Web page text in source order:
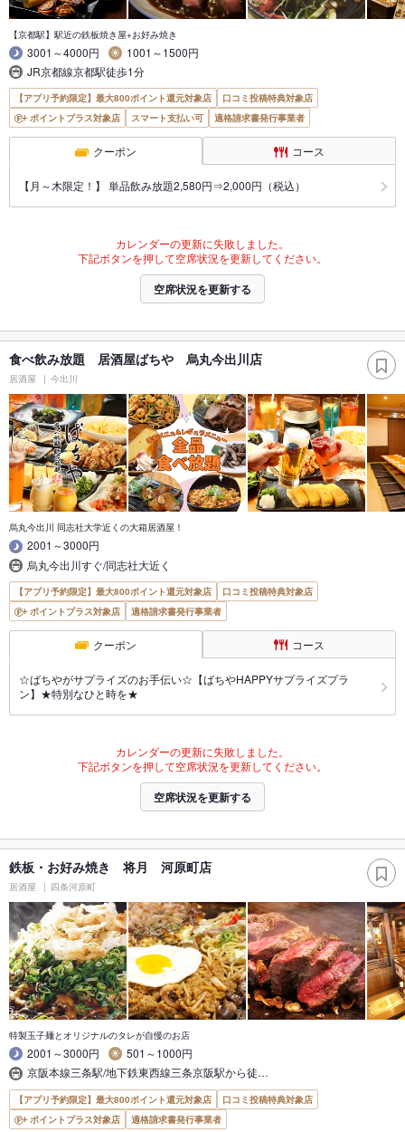
【京都駅】駅近の鉄板焼き屋+お好み焼き
3001～4000円
1001～1500円
JR京都線京都駅徒歩1分
【アプリ予約限定】最大800ポイント還元対象店
口コミ投稿特典対象店
ポイントプラス対象店
スマート支払い可 適格請求書発行事業者
クーポン コース
【月～木限定！】 単品飲み放題2,580円⇒2,000円（税込）
カレンダーの更新に失敗しました。
下記ボタンを押して空席状況を更新してください。
空席状況を更新する
食べ飲み放題 居酒屋ばちや 烏丸今出川店
居酒屋 今出川
烏丸今出川 同志社大学近くの大箱居酒屋！
2001～3000円
烏丸今出川すぐ/同志社大近く
【アプリ予約限定】最大800ポイント還元対象店
口コミ投稿特典対象店
ポイントプラス対象店
適格請求書発行事業者
クーポン コース
☆ばちやがサプライズのお手伝い☆【ばちやHAPPYサプライズプラ
ン】★特別なひと時を★
カレンダーの更新に失敗しました。
下記ボタンを押して空席状況を更新してください。
空席状況を更新する
鉄板・お好み焼き 将月 河原町店
居酒屋 四条河原町
特製玉子麺とオリジナルのタレが自慢のお店
2001～3000円
501～1000円
京阪本線三条駅/地下鉄東西線三条京阪駅から徒…
【アプリ予約限定】最大800ポイント還元対象店
口コミ投稿特典対象店
ポイントプラス対象店
適格請求書発行事業者